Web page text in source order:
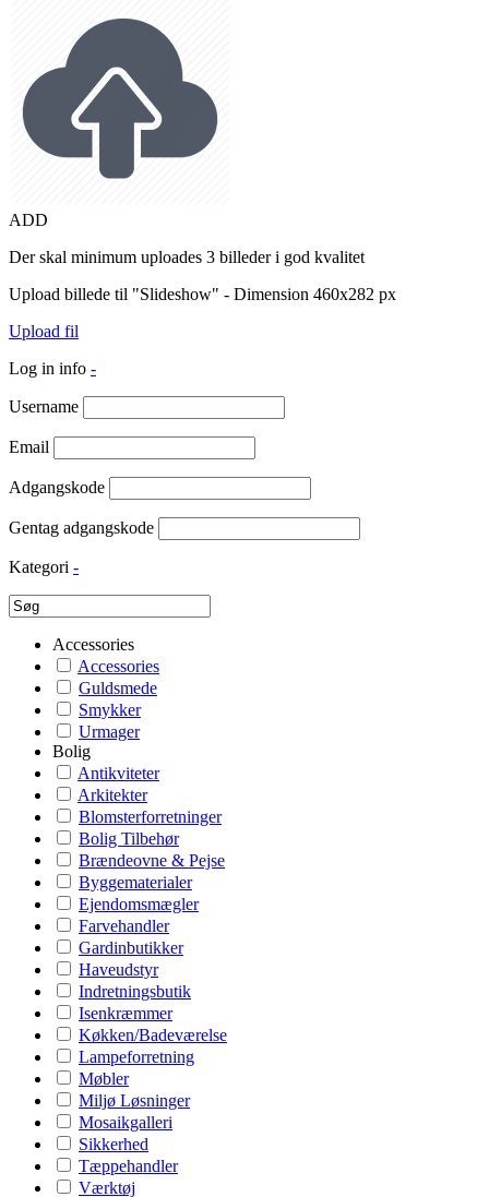
ADD
Der skal minimum uploades 3 billeder i god kvalitet
Upload billede til "Slideshow" - Dimension 460x282 px
Upload fil
Log in info -
Username
Email
Adgangskode
Gentag adgangskode
Kategori -
Accessories
Accessories
Guldsmede
Smykker
Urmager
Bolig
Antikviteter
Arkitekter
Blomsterforretninger
Bolig Tilbehør
Brændeovne & Pejse
Byggematerialer
Ejendomsmægler
Farvehandler
Gardinbutikker
Haveudstyr
Indretningsbutik
Isenkræmmer
Køkken/Badeværelse
Lampeforretning
Møbler
Miljø Løsninger
Mosaikgalleri
Sikkerhed
Tæppehandler
Værktøj